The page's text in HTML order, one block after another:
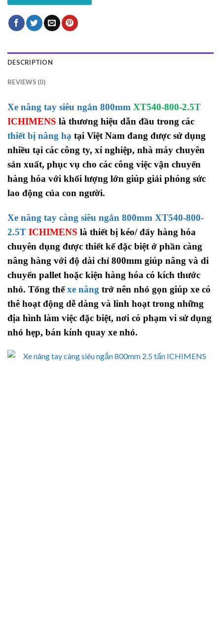
DESCRIPTION
REVIEWS (0)
Xe nâng tay siêu ngắn 800mm XT540-800-2.5T
ICHIMENS là thương hiệu dẫn đầu trong các
thiết bị nâng hạ tại Việt Nam đang được sử dụng
nhiều tại các công ty, xí nghiệp, nhà máy chuyên
sản xuất, phục vụ cho các công việc vận chuyển
hàng hóa với khối lượng lớn giúp giải phóng sức
lao động của con người.
Xe nâng tay càng siêu ngắn 800mm XT540-800-
2.5T ICHIMENS là thiết bị kéo/ đẩy hàng hóa
chuyên dụng được thiết kế đặc biệt ở phần càng
nâng hàng với độ dài chỉ 800mm giúp nâng và di
chuyển pallet hoặc kiện hàng hóa có kích thước
nhỏ. Tổng thểxe nâng trở nên nhỏ gọn giúp xe có
thê hoạt động dễ dàng và linh hoạt trong những
địa hình làm việc đặc biệt, nơi có phạm vi sử dụng
nhỏ hẹp, bán kính quay xe nhỏ.